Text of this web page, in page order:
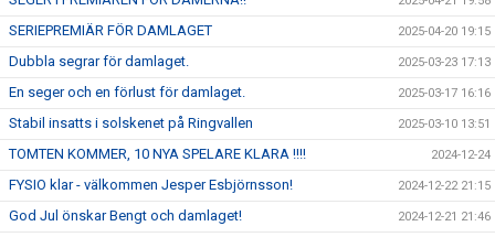
SERIEPREMIÄR FÖR DAMLAGET 2025-04-20 19:15
Dubbla segrar för damlaget. 2025-03-23 17:13
En seger och en förlust för damlaget. 2025-03-17 16:16
Stabil insatts i solskenet på Ringvallen 2025-03-10 13:51
TOMTEN KOMMER, 10 NYA SPELARE KLARA !!!! 2024-12-24
FYSIO klar - välkommen Jesper Esbjörnsson! 2024-12-22 21:15
God Jul önskar Bengt och damlaget! 2024-12-21 21:46